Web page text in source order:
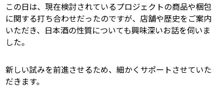
この日は、現在検討されているプロジェクトの商品や梱包
に関する打ち合わせだったのですが、店舗や歴史をご案内
いただき、日本酒の性質についても興味深いお話を伺いま
した。
新しい試みを前進させるため、細かくサポートさせていた
だきます。